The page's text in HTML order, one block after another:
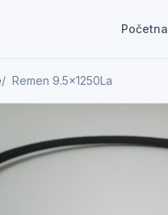
Remen 9.5x1250La